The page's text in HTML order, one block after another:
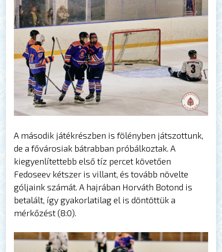
A második játékrészben is fölényben játszottunk,
de a fővárosiak bátrabban próbálkoztak. A
kiegyenlítettebb első tíz percet követően
Fedoseev kétszer is villant, és tovább növelte
góljaink számát. A hajrában Horváth Botond is
betalált, így gyakorlatilag el is döntöttük a
mérkőzést (8:0).